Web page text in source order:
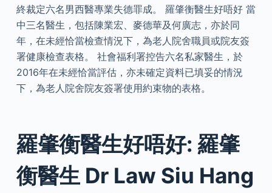
終裁定六名男西醫專業失德罪成。 羅肇衡醫生好唔好 當
中三名醫生，包括陳業宏、麥德華及何廣志，亦於同
年，在未經恰當檢查情況下，為老人院舍職員或院友簽
署健康檢查表格。 社會福利署控告六名私家醫生，於
2016年在未經恰當評估，亦未確定資料已填妥的情況
下，為老人院舍院友簽署使用約束物的表格。
羅肇衡醫生好唔好: 羅肇
衡醫生 Dr Law Siu Hang